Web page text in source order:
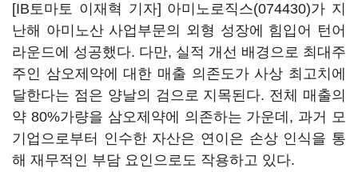
[IB토마토 이재혁 기자] 아미노로직스(074430)가 지
난해 아미노산 사업부문의 외형 성장에 힘입어 턴어
라운드에 성공했다. 다만, 실적 개선 배경으로 최대주
주인 삼오제약에 대한 매출 의존도가 사상 최고치에
달한다는 점은 양날의 검으로 지목된다. 전체 매출의
약 80%가량을 삼오제약에 의존하는 가운데, 과거 모
기업으로부터 인수한 자산은 연이은 손상 인식을 통
해 재무적인 부담 요인으로도 작용하고 있다.